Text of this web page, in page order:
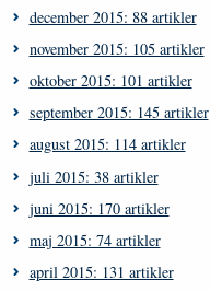
december 2015: 88 artikler
november 2015: 105 artikler
oktober 2015: 101 artikler
september 2015: 145 artikler
august 2015: 114 artikler
juli 2015: 38 artikler
juni 2015: 170 artikler
maj 2015: 74 artikler
april 2015: 131 artikler